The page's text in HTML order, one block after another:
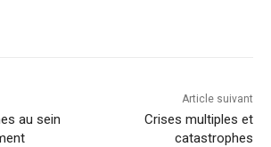
au sein
Article suivant
Crises multiples et
catastrophes